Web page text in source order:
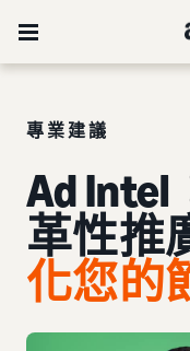
專業建議
Ad Intel
革性推
化您的